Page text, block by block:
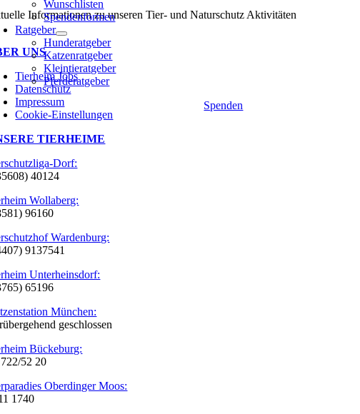
Wunschlisten
Spendenformen
Ratgeber
Hunderatgeber
Katzenratgeber
Kleintieratgeber
Pferderatgeber
Spenden
Informationen zu unseren Tier- und Naturschutz Aktivitäten
UNS
Tierheim Jobs
Datenschutz
Impressum
Cookie-Einstellungen
TIERHEIME
Dorf:
40124
Wollaberg:
96160
Wardenburg:
9137541
Unterheinsdorf:
65196
München:
geschlossen
Bückeburg:
52 20
Oberdinger Moos:
1740